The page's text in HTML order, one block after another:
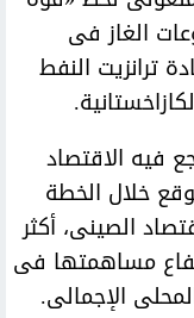
الغاز فى
ترانزيت النفط
فيه الاقتصاد
خلال الخطة
الاقتصاد الصينى، أكثر
مساهمتها فى
الإجمالى.